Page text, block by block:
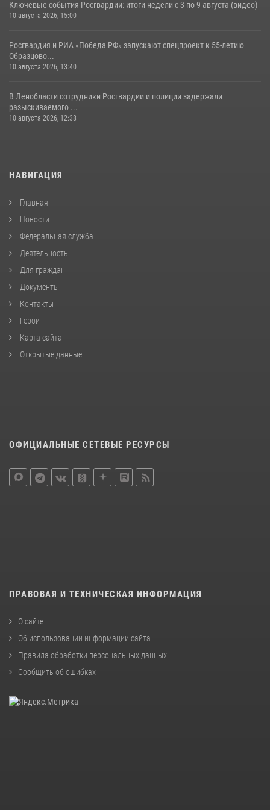
Ключевые события Росгвардии: итоги недели с 3 по 9 августа (видео)
10 августа 2026, 15:00
Росгвардия и РИА «Победа РФ» запускают спецпроект к 55-летию
Образцово...
10 августа 2026, 13:40
В Ленобласти сотрудники Росгвардии и полиции задержали
разыскиваемого ...
10 августа 2026, 12:38
НАВИГАЦИЯ
Главная
Новости
Федеральная служба
Деятельность
Для граждан
Документы
Контакты
Герои
Карта сайта
Открытые данные
ОФИЦИАЛЬНЫЕ СЕТЕВЫЕ РЕСУРСЫ
ПРАВОВАЯ И ТЕХНИЧЕСКАЯ ИНФОРМАЦИЯ
О сайте
Об использовании информации сайта
Правила обработки персональных данных
Сообщить об ошибках